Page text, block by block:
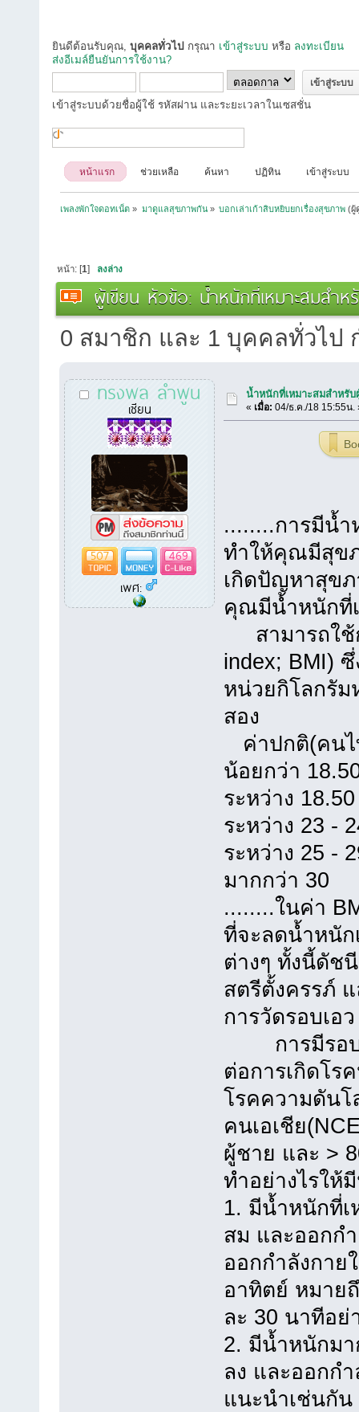
ยินดีต้อนรับคุณ, บุคคลทั่วไป กรุณา เข้าสู่ระบบ หรือ ลงทะเบียน
ส่งอีเมล์ยืนยันการใช้งาน?
เข้าสู่ระบบด้วยชื่อผู้ใช้ รหัสผ่าน และระยะเวลาในเซสชั่น
หน้าแรก ช่วยเหลือ ค้นหา ปฏิทิน เข้าสู่ระบบ
เพลงพักใจดอทเน็ต » มาดูแลสุขภาพกัน» บอกเล่าเก้าสิบหยิบยกเรื่องสุขภาพ (ผู้
หน้า: [1] ลงล่าง
ผู้เขียน หัวข้อ: น้ำหนักที่เหมาะสมส
0 สมาชิก และ 1 บุคคลทั่วไป
ทรงพล ลำพูน
เซียน
507
469
เพศ:
น้ำหนักที่เหมาะสมสำหรั
« เมื่อ: 04/ธ.ค./18 15:55น.
........การมีน้
ทำให้คุณมีสุขภ
เกิดปัญหาสุขภ
คุณมีน้ำหนักที่
สามารถใช้
index; BMI)
หน่วยกิโลกรัม
สอง
ค่าปกติ
น้อยกว่า
ระหว่าง
ระหว่าง
ระหว่าง
มากกว่
........ในค่า
ที่จะลดน้ำหนั
ต่างๆ ทั้งนี้ดัช
สตรีตั้งครรภ์
การวัดรอบเอว
การมีรอบเ
ต่อการเกิดโร
โรคความดันโ
คนเอเชีย
ผู้ชาย และ >
ทำอย่างไรให้
1. มีน้ำหนักที่เ
สม และออกก
ออกกำลังกาย
อาทิตย์ หมาย
ละ 30 นาทีอ
2. มีน้ำหนักม
ลง และออกก
แนะนำเช่นกัน